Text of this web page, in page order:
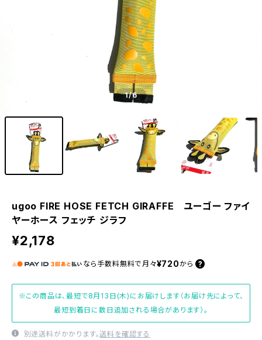
1/6
ugoo FIRE HOSE FETCH GIRAFFE ユーゴー ファイ
ヤーホース フェッチ ジラフ
¥2,178
なら 手数料無料で 月々¥720 から
※この商品は、最短で8月13日(木)にお届けします（お届け先によって、
最短到着日に数日追加される場合があります）。
別途送料がかかります。送料を確認する